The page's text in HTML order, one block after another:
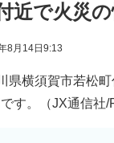
近で火災
8月14日9:13
県横須賀市若松
す。（JX通信社/